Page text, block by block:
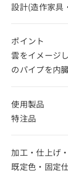
設計(造作家
ポイント
雲をイメージ
のパイプを内
使用製品
特注品
加工・仕上げ
既定色・固定